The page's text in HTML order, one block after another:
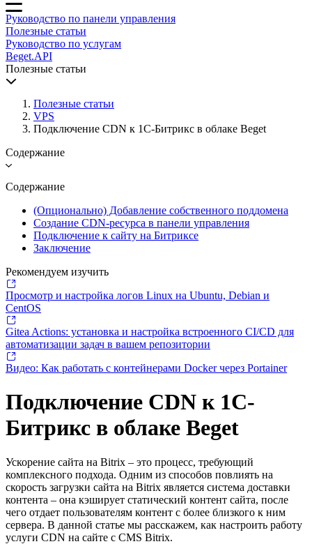
Руководство по панели управления
Полезные статьи
Руководство по услугам
Beget.API
Полезные статьи
Полезные статьи
VPS
Подключение CDN к 1С-Битрикс в облаке Beget
Содержание
Содержание
(Опционально) Добавление собственного поддомена
Создание CDN-ресурса в панели управления
Подключение к сайту на Битриксе
Заключение
Рекомендуем изучить
Просмотр и настройка логов Linux на Ubuntu, Debian и
CentOS
Gitea Actions: установка и настройка встроенного CI/CD для
автоматизации задач в вашем репозитории
Видео: Как работать с контейнерами Docker через Portainer
Подключение CDN к 1С-
Битрикс в облаке Beget
Ускорение сайта на Bitrix – это процесс, требующий
комплексного подхода. Одним из способов повлиять на
скорость загрузки сайта на Bitrix является система доставки
контента – она кэширует статический контент сайта, после
чего отдает пользователям контент с более близкого к ним
сервера. В данной статье мы расскажем, как настроить работу
услуги CDN на сайте с CMS Bitrix.